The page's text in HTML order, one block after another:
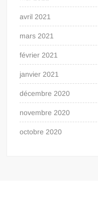
avril 2021
mars 2021
février 2021
janvier 2021
décembre 2020
novembre 2020
octobre 2020